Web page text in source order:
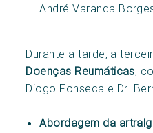
André Varanda
Durante a tarde, a
Doenças Reumáticas,
Diogo Fonseca e Dr.
Abordagem da